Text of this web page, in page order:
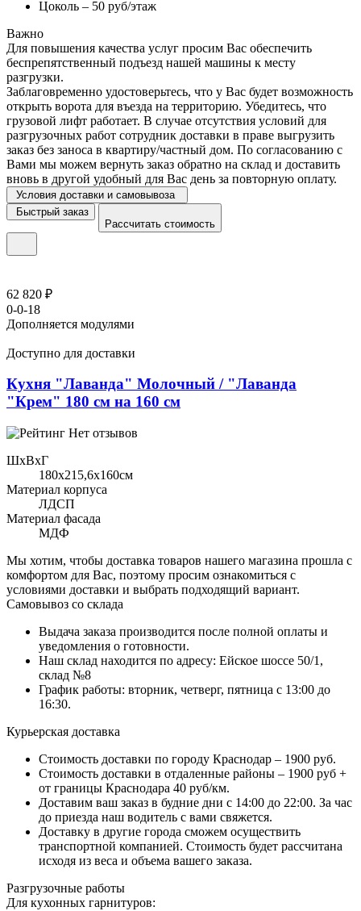
Цоколь – 50 руб/этаж
Важно
Для повышения качества услуг просим Вас обеспечить
беспрепятственный подъезд нашей машины к месту
разгрузки.
Заблаговременно удостоверьтесь, что у Вас будет возможность
открыть ворота для въезда на территорию. Убедитесь, что
грузовой лифт работает. В случае отсутствия условий для
разгрузочных работ сотрудник доставки в праве выгрузить
заказ без заноса в квартиру/частный дом. По согласованию с
Вами мы можем вернуть заказ обратно на склад и доставить
вновь в другой удобный для Вас день за повторную оплату.
Условия доставки и самовывоза
Быстрый заказ
Рассчитать стоимость
62 820 ₽
0-0-18
Дополняется модулями
Доступно для доставки
Кухня "Лаванда" Молочный / "Лаванда
"Крем" 180 см на 160 см
Нет отзывов
ШхВхГ
180x215,6х160см
Материал корпуса
ЛДСП
Материал фасада
МДФ
Мы хотим, чтобы доставка товаров нашего магазина прошла с
комфортом для Вас, поэтому просим ознакомиться с
условиями доставки и выбрать подходящий вариант.
Самовывоз со склада
Выдача заказа производится после полной оплаты и
уведомления о готовности.
Наш склад находится по адресу: Ейское шоссе 50/1,
склад №8
График работы: вторник, четверг, пятница с 13:00 до
16:30.
Курьерская доставка
Стоимость доставки по городу Краснодар – 1900 руб.
Стоимость доставки в отдаленные районы – 1900 руб +
от границы Краснодара 40 руб/км.
Доставим ваш заказ в будние дни с 14:00 до 22:00. За час
до приезда наш водитель с вами свяжется.
Доставку в другие города сможем осуществить
транспортной компанией. Стоимость будет рассчитана
исходя из веса и объема вашего заказа.
Разгрузочные работы
Для кухонных гарнитуров: